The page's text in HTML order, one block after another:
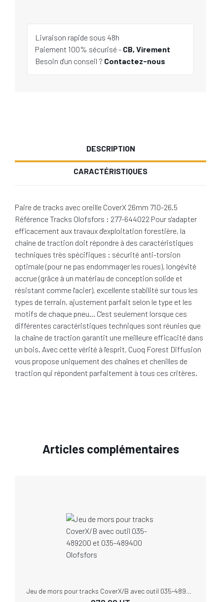
Livraison rapide sous 48h
Paiement 100% sécurisé - CB, Virement
Besoin d'un conseil ? Contactez-nous
DESCRIPTION
CARACTÉRISTIQUES
Paire de tracks avec oreille CoverX 26mm 710-26.5
Référence Tracks Olofsfors : 277-644022 Pour s'adapter
efficacement aux travaux d'exploitation forestière, la
chaîne de traction doit répondre à des caractéristiques
techniques très spécifiques : sécurité anti-torsion
optimale (pour ne pas endommager les roues), longévité
accrue (grâce à un matériau de conception solide et
résistant comme l'acier), excellente stabilité sur tous les
types de terrain, ajustement parfait selon le type et les
motifs de chaque pneu… C'est seulement lorsque ces
différentes caractéristiques techniques sont réunies que
la chaîne de traction garantit une meilleure efficacité dans
un bois. Avec cette vérité à l'esprit, Cuoq Forest Diffusion
vous propose uniquement des chaînes et chenilles de
traction qui répondent parfaitement à tous ces critères.
Articles complémentaires